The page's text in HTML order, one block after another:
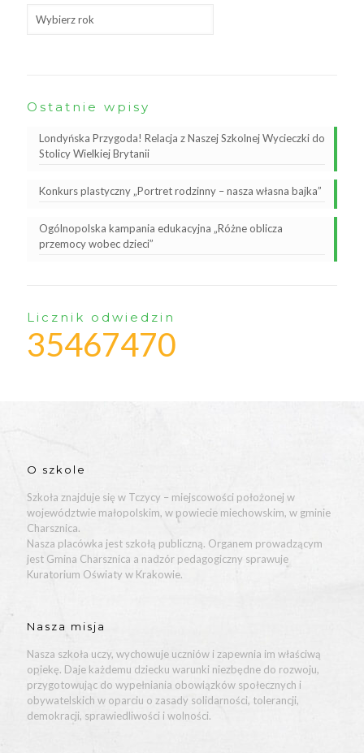
Ostatnie wpisy
Londyńska Przygoda! Relacja z Naszej Szkolnej Wycieczki do
Stolicy Wielkiej Brytanii
Konkurs plastyczny „Portret rodzinny – nasza własna bajka”
Ogólnopolska kampania edukacyjna „Różne oblicza
przemocy wobec dzieci”
Licznik odwiedzin
35467470
O szkole
Szkoła znajduje się w Tczycy – miejscowości położonej w
województwie małopolskim, w powiecie miechowskim, w gminie
Charsznica.
Nasza placówka jest szkołą publiczną. Organem prowadzącym
jest Gmina Charsznica a nadzór pedagogiczny sprawuje
Kuratorium Oświaty w Krakowie.
Nasza misja
Nasza szkoła uczy, wychowuje uczniów i zapewnia im właściwą
opiekę. Daje każdemu dziecku warunki niezbędne do rozwoju,
przygotowując do wypełniania obowiązków społecznych i
obywatelskich w oparciu o zasady solidarności, tolerancji,
demokracji, sprawiedliwości i wolności.